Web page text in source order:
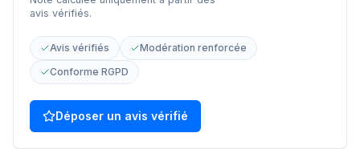
avis vérifiés.
Avis vérifiés
Modération renforcée
Conforme RGPD
Déposer un avis vérifié